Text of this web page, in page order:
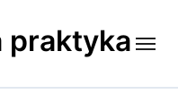
praktyka